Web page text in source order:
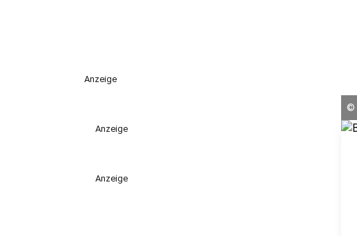
Anzeige
Anzeige
Anzeige
©